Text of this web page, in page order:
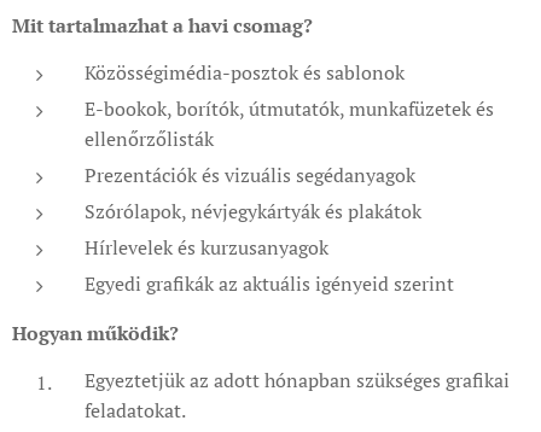
Mit tartalmazhat a havi csomag?
Közösségimédia-posztok és sablonok
E-bookok, borítók, útmutatók, munkafüzetek és
ellenőrzőlisták
Prezentációk és vizuális segédanyagok
Szórólapok, névjegykártyák és plakátok
Hírlevelek és kurzusanyagok
Egyedi grafikák az aktuális igényeid szerint
Hogyan működik?
Egyeztetjük az adott hónapban szükséges grafikai
feladatokat.